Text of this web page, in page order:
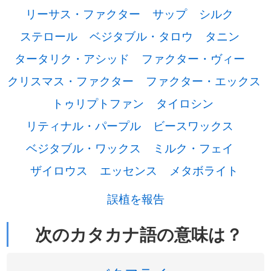
リーサス・ファクター サップ
シルク
ステロール
ベジタブル・タロウ
タニン
タータリク・アシッド
ファクター・ヴィー
クリスマス・ファクター
ファクター・エックス
トゥリプトファン
タイロシン
リティナル・パープル
ビースワックス
ベジタブル・ワックス
ミルク・フェイ
ザイロウス
エッセンス
メタボライト
誤植を報告
次のカタカナ語の意味は？